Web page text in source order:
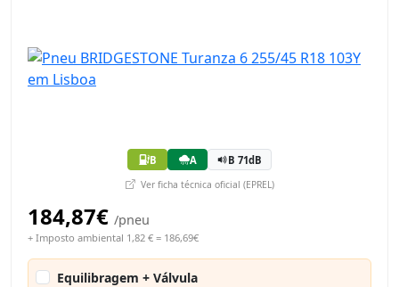
B A B 71dB
Ver ficha técnica oficial (EPREL)
184,87€ /pneu
+ Imposto ambiental 1,82 € = 186,69€
Equilibragem + Válvula